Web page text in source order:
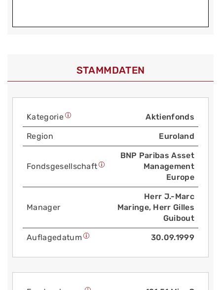
STAMMDATEN
Kategorie Aktienfonds
Region Euroland
Fonds­gesellschaft
BNP Paribas Asset
Management
Europe
Manager
Herr J.-Marc
Maringe, Herr Gilles
Guibout
Auflage­datum 30.09.1999